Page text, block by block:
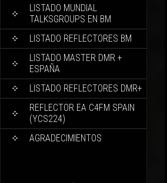
LISTADO MUNDIAL
TALKSGROUPS EN BM
LISTADO REFLECTORES BM
LISTADO MASTER DMR +
ESPAÑA
LISTADO REFLECTORES DMR+
REFLECTOR EA C4FM SPAIN
(YCS224)
AGRADECIMIENTOS